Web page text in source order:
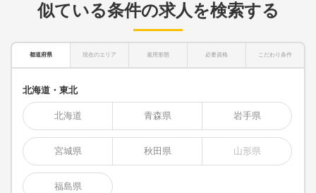
似ている条件の求人を検索する
都道府県 現在のエリア 雇用形態 必要資格 こだわり条件
北海道・東北
北海道 青森県 岩手県
宮城県 秋田県 山形県
福島県